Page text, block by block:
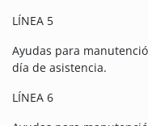
LÍNEA 5
Ayudas para
día de asistencia.
LÍNEA 6